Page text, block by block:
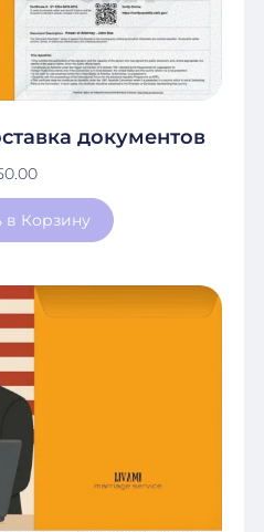
документов
в Корзину